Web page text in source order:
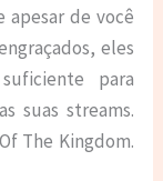
apesar de você
eles
para
suas streams.
The Kingdom.